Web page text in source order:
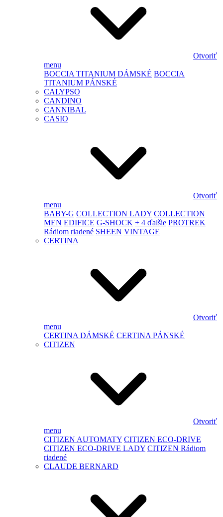
Otvoriť
menu
BOCCIA TITANIUM DÁMSKÉ BOCCIA
TITANIUM PÁNSKÉ
CALYPSO
CANDINO
CANNIBAL
CASIO
Otvoriť
menu
BABY-G COLLECTION LADY COLLECTION
MEN EDIFICE G-SHOCK + 4 ďalšie PROTREK
Rádiom riadené SHEEN VINTAGE
CERTINA
Otvoriť
menu
CERTINA DÁMSKÉ CERTINA PÁNSKÉ
CITIZEN
Otvoriť
menu
CITIZEN AUTOMATY CITIZEN ECO-DRIVE
CITIZEN ECO-DRIVE LADY CITIZEN Rádiom
riadené
CLAUDE BERNARD